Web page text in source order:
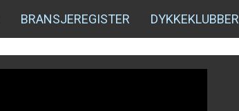
BRANSJEREGISTER DYKKEKLUBBER